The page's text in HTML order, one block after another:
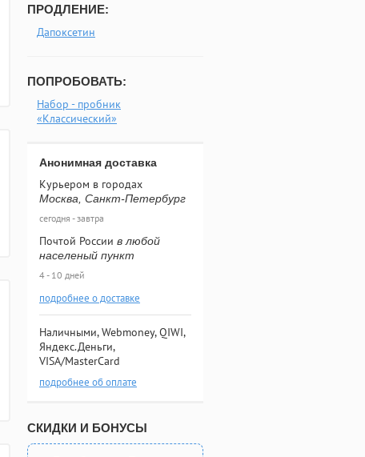
ПРОДЛЕНИЕ:
Дапоксетин
ПОПРОБОВАТЬ:
Набор - пробник
«Классический»
Анонимная доставка
Курьером в городах
Москва, Санкт-Петербург
сегодня - завтра
Почтой России в любой
населеный пункт
4 - 10 дней
подробнее о доставке
Наличными, Webmoney, QIWI,
Яндекс.Деньги,
VISA/MasterCard
подробнее об оплате
СКИДКИ И БОНУСЫ